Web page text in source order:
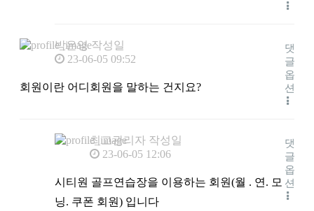
박은영 작성일
23-06-05 09:52
회원이란 어디회원을 말하는 건지요?
댓
글
옵
션
최고관리자 작성일
23-06-05 12:06
시티원 골프연습장을 이용하는 회원(월 . 연. 모
닝. 쿠폰 회원) 입니다
댓
글
옵
션